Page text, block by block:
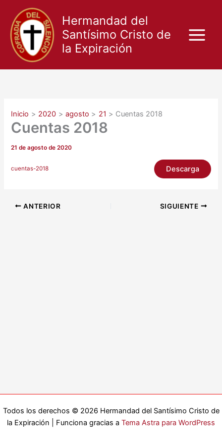
contenido
Hermandad del
Santísimo Cristo de
la Expiración
Inicio 2020 agosto 21 Cuentas 2018
Cuentas 2018
21 de agosto de 2020
cuentas-2018 Descarga
ANTERIOR SIGUIENTE
Todos los derechos © 2026 Hermandad del Santísimo Cristo de
la Expiración | Funciona gracias a Tema Astra para WordPress